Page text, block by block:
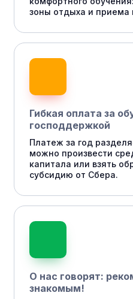
зоны отдыха и приема
Гибкая оплата за
господдержкой
Платеж за год
можно произвести
капитала или взять
субсидию от Сбера.
О нас говорят:
знакомым!